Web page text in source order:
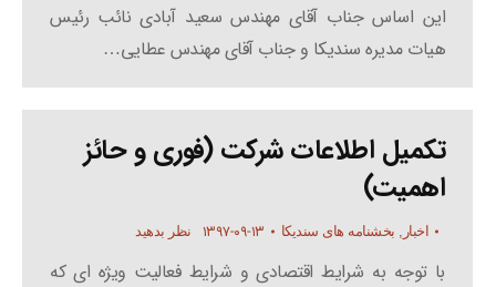
این اساس جناب آقای مهندس سعید آبادی نائب رئیس
هیات مدیره سندیکا و جناب آقای مهندس عطایی…
تکمیل اطلاعات شرکت (فوری و حائز
اهمیت)
اخبار , بخشنامه های سندیکا ۱۳۹۷-۰۹-۱۳ نظر بدهید
با توجه به شرایط اقتصادی و شرایط فعالیت ویژه ای که